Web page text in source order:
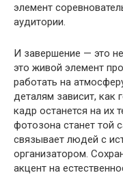
элемент
аудитории.
И завершение — это
это живой элемент
работать на
деталям зависит, как
кадр останется на их
фотозона станет той
связывает людей с
организатором.
акцент на